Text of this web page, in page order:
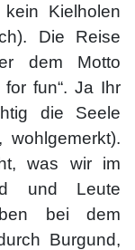
Kielholen
Die Reise
dem Motto
fun“. Ja Ihr
die Seele
was wir im
und Leute
bei dem
Burgund,